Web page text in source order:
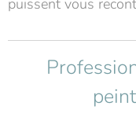
puissent vous